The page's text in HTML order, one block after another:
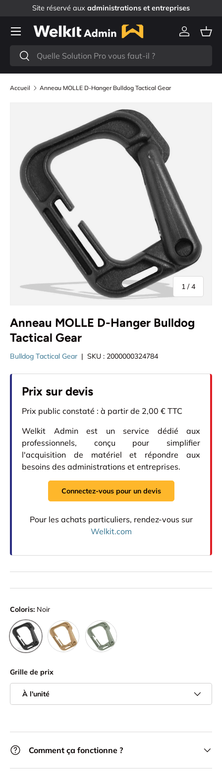
Site réservé aux administrations et entreprises
Recherche
Rechercher
Se
Menu
Accueil Anneau MOLLE D-Hanger Bulldog Tactical Gear
1 /de
4
Anneau MOLLE D-Hanger Bulldog
Tactical Gear
Bulldog Tactical Gear | SKU : 2000000324784
Prix sur devis
Prix public constaté : à partir de 2,00 € TTC
Welkit Admin est un service dédié aux
professionnels, conçu pour simplifier
l'acquisition de matériel et répondre aux
besoins des administrations et entreprises.
Connectez-vous pour un devis
Pour les achats particuliers, rendez-vous sur
Welkit.com
Coloris: Noir
Noir Coyote Vert olive
Grille de prix
À l'unité
Comment ça fonctionne ?